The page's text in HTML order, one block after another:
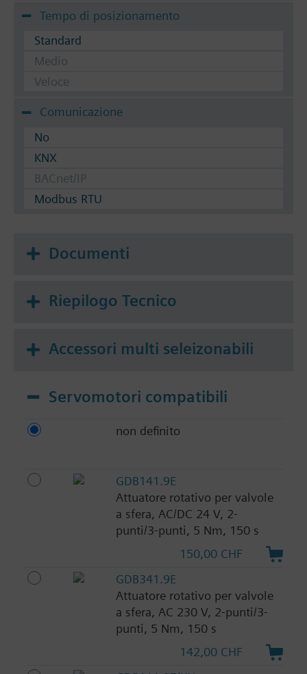
Tempo di posizionamento
Standard
Medio
Veloce
Comunicazione
No
KNX
BACnet/IP
Modbus RTU
Documenti
Riepilogo Tecnico
Accessori multi seleizonabili
Servomotori compatibili
non definito
GDB141.9E
Attuatore rotativo per valvole
a sfera, AC/DC 24 V, 2-
punti/3-punti, 5 Nm, 150 s
150,00 CHF
GDB341.9E
Attuatore rotativo per valvole
a sfera, AC 230 V, 2-punti/3-
punti, 5 Nm, 150 s
142,00 CHF